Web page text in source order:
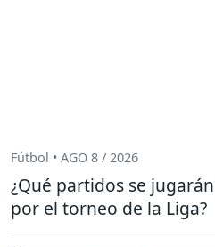
Fútbol • AGO 8 / 2026
¿Qué partidos se
por el torneo de la Liga?